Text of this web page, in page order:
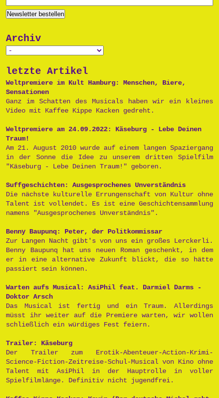
Archiv
letzte Artikel
Weltpremiere im Kult Hamburg: Menschen, Biere,
Sensationen
Ganz im Schatten des Musicals haben wir ein kleines
Video mit Kaffee Kippe Kacken gedreht.
Weltpremiere am 24.09.2022: Käseburg - Lebe Deinen
Traum!
Am 21. August 2010 wurde auf einem langen Spaziergang
in der Sonne die Idee zu unserem dritten Spielfilm
"Käseburg - Lebe Deinen Traum!" geboren.
Suffgeschichten: Ausgesprochenes Unverständnis
Die nächste kulturelle Errungenschaft von Kultur ohne
Talent ist vollendet. Es ist eine Geschichtensammlung
namens "Ausgesprochenes Unverständnis".
Benny Baupunq: Peter, der Politkommissar
Zur Langen Nacht gibt's von uns ein großes Lerckerli.
Benny Baupunq hat uns neuen Roman geschenkt, in dem
er in eine alternative Zukunft blickt, die so hätte
passiert sein können.
Warten aufs Musical: AsiPhil feat. Darmiel Darms -
Doktor Arsch
Das Musical ist fertig und ein Traum. Allerdings
müsst ihr weiter auf die Premiere warten, wir wollen
schließlich ein würdiges Fest feiern.
Trailer: Käseburg
Der Trailer zum Erotik-Abenteuer-Action-Krimi-
Science-Fiction-Zeitreise-Schul-Musical von Kino ohne
Talent mit AsiPhil in der Hauptrolle in voller
Spielfilmlänge. Definitiv nicht jugendfrei.